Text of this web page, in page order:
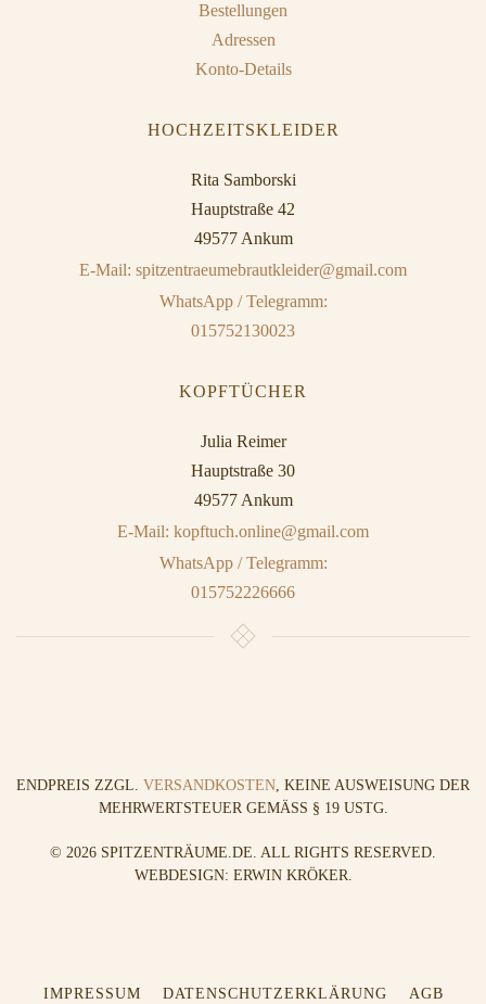
Bestellungen
Adressen
Konto-Details
HOCHZEITSKLEIDER
Rita Samborski
Hauptstraße 42
49577 Ankum
E-Mail: spitzentraeumebrautkleider@gmail.com
WhatsApp / Telegramm:
015752130023
KOPFTÜCHER
Julia Reimer
Hauptstraße 30
49577 Ankum
E-Mail: kopftuch.online@gmail.com
WhatsApp / Telegramm:
015752226666
ENDPREIS ZZGL. VERSANDKOSTEN, KEINE AUSWEISUNG DER
MEHRWERTSTEUER GEMÄSS § 19 USTG.
© 2026 SPITZENTRÄUME.DE. ALL RIGHTS RESERVED.
WEBDESIGN: ERWIN KRÖKER.
IMPRESSUM DATENSCHUTZERKLÄRUNG AGB